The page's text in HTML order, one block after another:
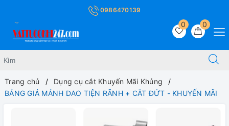
0986470139
0
0
Trang chủ
Dụng cụ cắt Khuyến Mãi Khủng
BẢNG GIÁ MẢNH DAO TIỆN RÃNH + CẮT ĐỨT - KHUYẾN MÃI